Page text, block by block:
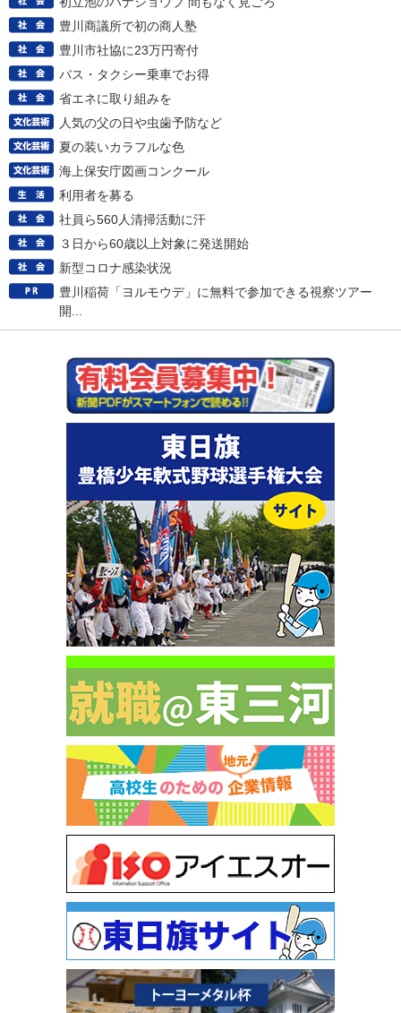
豊川商議所で初の商人塾
豊川市社協に23万円寄付
バス・タクシー乗車でお得
省エネに取り組みを
人気の父の日や虫歯予防など
夏の装いカラフルな色
海上保安庁図画コンクール
利用者を募る
社員ら560人清掃活動に汗
３日から60歳以上対象に発送開始
新型コロナ感染状況
豊川稲荷「ヨルモウデ」に無料で参加できる視察ツアー
開...